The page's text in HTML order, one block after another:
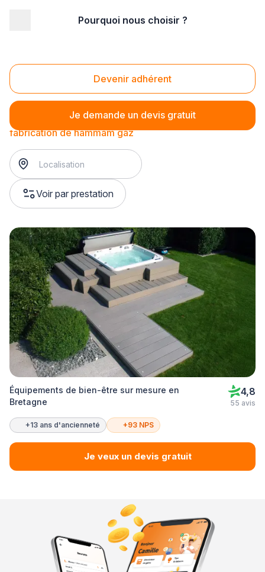
Pourquoi nous choisir ?
Devenir adhérent
Je demande un devis gratuit
Fabrication de hammam gaz
fabrication de hammam gaz
Voir par prestation
Équipements de bien-être sur mesure en
Bretagne
4,8
55 avis
+13 ans d'ancienneté +93 NPS
Je veux un devis gratuit